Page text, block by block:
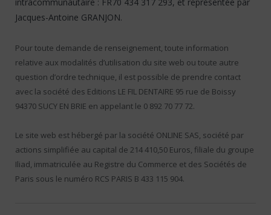
Jacques-Antoine GRANJON.
Pour toute demande de renseignement, toute information
relative aux modalités d’utilisation du site web ou toute autre
question d’ordre technique, il est possible de prendre contact
avec la société des Editions LE FIL DENTAIRE 95 rue de Boissy
94370 SUCY EN BRIE en appelant le 0 892 70 77 72.
Le site web est hébergé par la société ONLINE SAS, société par
actions simplifiée au capital de 214 410,50 Euros, filiale du groupe
Iliad, immatriculée au Registre du Commerce et des Sociétés de
Paris sous le numéro RCS PARIS B 433 115 904.